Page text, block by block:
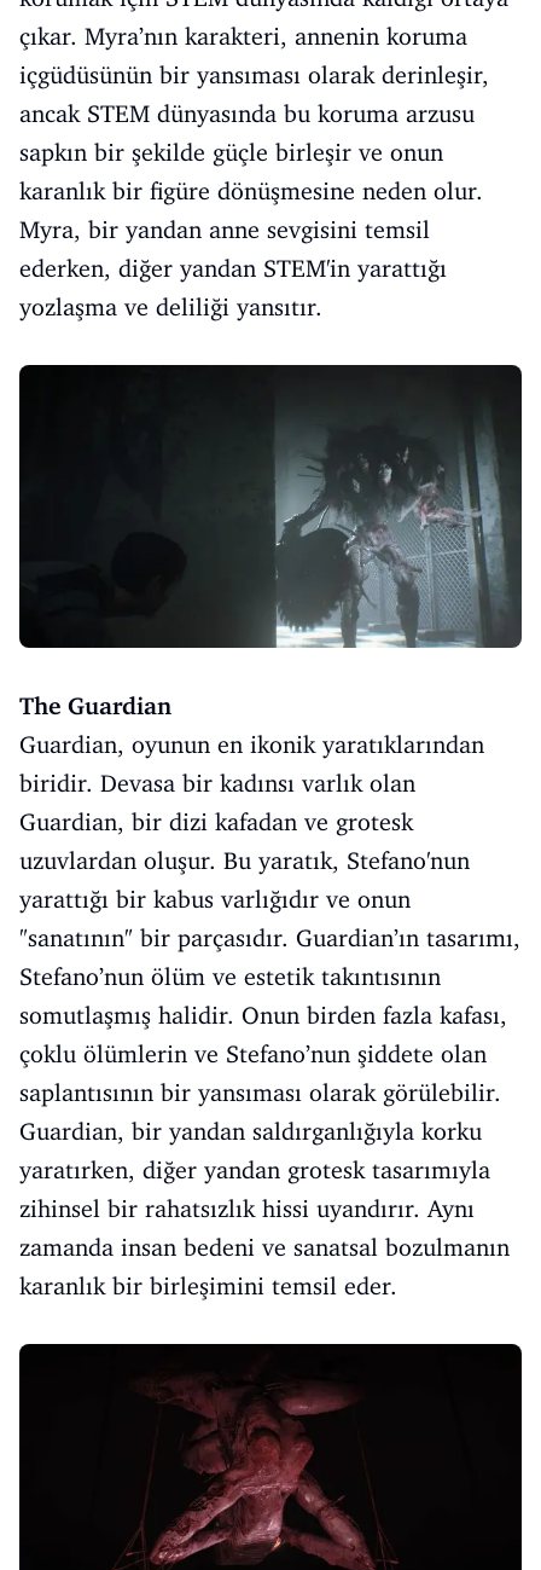
çıkar. Myra’nın karakteri, annenin koruma
içgüdüsünün bir yansıması olarak derinleşir,
ancak STEM dünyasında bu koruma arzusu
sapkın bir şekilde güçle birleşir ve onun
karanlık bir figüre dönüşmesine neden olur.
Myra, bir yandan anne sevgisini temsil
ederken, diğer yandan STEM'in yarattığı
yozlaşma ve deliliği yansıtır.
The Guardian
Guardian, oyunun en ikonik yaratıklarından
biridir. Devasa bir kadınsı varlık olan
Guardian, bir dizi kafadan ve grotesk
uzuvlardan oluşur. Bu yaratık, Stefano'nun
yarattığı bir kabus varlığıdır ve onun
"sanatının" bir parçasıdır. Guardian’ın tasarımı,
Stefano’nun ölüm ve estetik takıntısının
somutlaşmış halidir. Onun birden fazla kafası,
çoklu ölümlerin ve Stefano’nun şiddete olan
saplantısının bir yansıması olarak görülebilir.
Guardian, bir yandan saldırganlığıyla korku
yaratırken, diğer yandan grotesk tasarımıyla
zihinsel bir rahatsızlık hissi uyandırır. Aynı
zamanda insan bedeni ve sanatsal bozulmanın
karanlık bir birleşimini temsil eder.